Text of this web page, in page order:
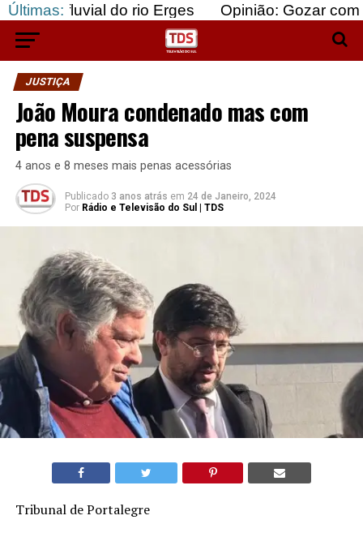
Últimas:
do rio Erges Opinião: Gozar com doentes e
JUSTIÇA
João Moura condenado mas com
pena suspensa
4 anos e 8 meses mais penas acessórias
Publicado 3 anos atrás em 24 de Janeiro, 2024
Por Rádio e Televisão do Sul | TDS
Tribunal de Portalegre